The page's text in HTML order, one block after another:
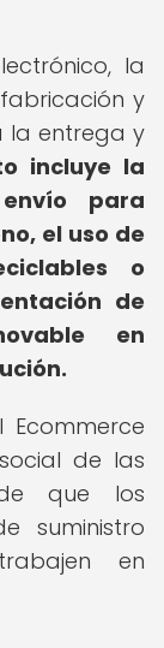
la
y
la entrega y
incluye la
para
el uso de
o
de
en
de las
de que los
suministro
en